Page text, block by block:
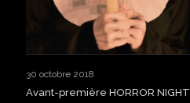
30 octobre 2018
Avant-première HORROR NIGHT